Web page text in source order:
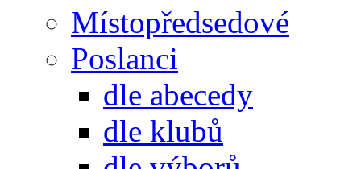
Místopředsedové
Poslanci
dle abecedy
dle klubů